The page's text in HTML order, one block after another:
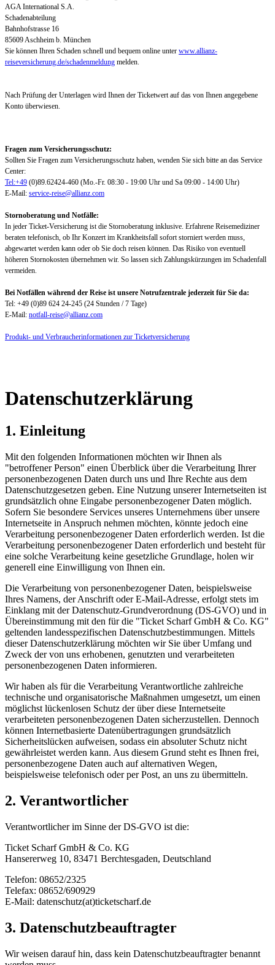
AGA International S.A.
Schadenabteilung
Bahnhofstrasse 16
85609 Aschheim b. München
Sie können Ihren Schaden schnell und bequem online unter www.allianz-
reiseversicherung.de/schadenmeldung melden.
Nach Prüfung der Unterlagen wird Ihnen der Ticketwert auf das von Ihnen angegebene
Konto überwiesen.
Fragen zum Versicherungsschutz:
Sollten Sie Fragen zum Versicherungsschutz haben, wenden Sie sich bitte an das Service
Center:
Tel:+49 (0)89.62424-460 (Mo.-Fr. 08:30 - 19:00 Uhr und Sa 09:00 - 14:00 Uhr)
E-Mail: service-reise@allianz.com
Stornoberatung und Notfälle:
In jeder Ticket-Versicherung ist die Stornoberatung inklusive. Erfahrene Reisemediziner
beraten telefonisch, ob Ihr Konzert im Krankheitsfall sofort storniert werden muss,
abgewartet werden kann oder ob Sie doch reisen können. Das Risiko von eventuell
höheren Stornokosten übernehmen wir. So lassen sich Zahlungskürzungen im Schadenfall
vermeiden.
Bei Notfällen während der Reise ist unsere Notrufzentrale jederzeit für Sie da:
Tel: +49 (0)89 624 24-245 (24 Stunden / 7 Tage)
E-Mail: notfall-reise@allianz.com
Produkt- und Verbraucherinformationen zur Ticketversicherung
Datenschutzerklärung
1. Einleitung
Mit den folgenden Informationen möchten wir Ihnen als
"betroffener Person" einen Überblick über die Verarbeitung Ihrer
personenbezogenen Daten durch uns und Ihre Rechte aus dem
Datenschutzgesetzen geben. Eine Nutzung unserer Internetseiten ist
grundsätzlich ohne Eingabe personenbezogener Daten möglich.
Sofern Sie besondere Services unseres Unternehmens über unsere
Internetseite in Anspruch nehmen möchten, könnte jedoch eine
Verarbeitung personenbezogener Daten erforderlich werden. Ist die
Verarbeitung personenbezogener Daten erforderlich und besteht für
eine solche Verarbeitung keine gesetzliche Grundlage, holen wir
generell eine Einwilligung von Ihnen ein.
Die Verarbeitung von personenbezogener Daten, beispielsweise
Ihres Namens, der Anschrift oder E-Mail-Adresse, erfolgt stets im
Einklang mit der Datenschutz-Grundverordnung (DS-GVO) und in
Übereinstimmung mit den für die "Ticket Scharf GmbH & Co. KG"
geltenden landesspezifischen Datenschutzbestimmungen. Mittels
dieser Datenschutzerklärung möchten wir Sie über Umfang und
Zweck der von uns erhobenen, genutzten und verarbeiteten
personenbezogenen Daten informieren.
Wir haben als für die Verarbeitung Verantwortliche zahlreiche
technische und organisatorische Maßnahmen umgesetzt, um einen
möglichst lückenlosen Schutz der über diese Internetseite
verarbeiteten personenbezogenen Daten sicherzustellen. Dennoch
können Internetbasierte Datenübertragungen grundsätzlich
Sicherheitslücken aufweisen, sodass ein absoluter Schutz nicht
gewährleistet werden kann. Aus diesem Grund steht es Ihnen frei,
personenbezogene Daten auch auf alternativen Wegen,
beispielsweise telefonisch oder per Post, an uns zu übermitteln.
2. Verantwortlicher
Verantwortlicher im Sinne der DS-GVO ist die:
Ticket Scharf GmbH & Co. KG
Hansererweg 10, 83471 Berchtesgaden, Deutschland
Telefon: 08652/2325
Telefax: 08652/690929
E-Mail: datenschutz(at)ticketscharf.de
3. Datenschutzbeauftragter
Wir weisen darauf hin, dass kein Datenschutzbeauftragter benannt